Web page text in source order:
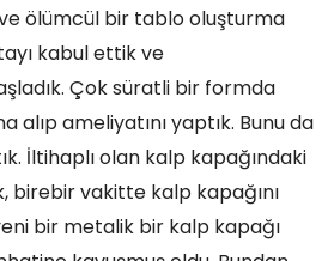
ölümcül bir tablo oluşturma
kabul ettik ve
Çok süratli bir formda
alıp ameliyatını yaptık. Bunu da
İltihaplı olan kalp kapağındaki
birebir vakitte kalp kapağını
bir metalik bir kalp kapağı